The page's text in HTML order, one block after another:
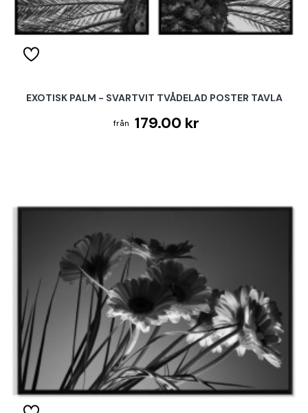
EXOTISK PALM - SVARTVIT TVÅDELAD POSTER TAVLA
179.00 kr